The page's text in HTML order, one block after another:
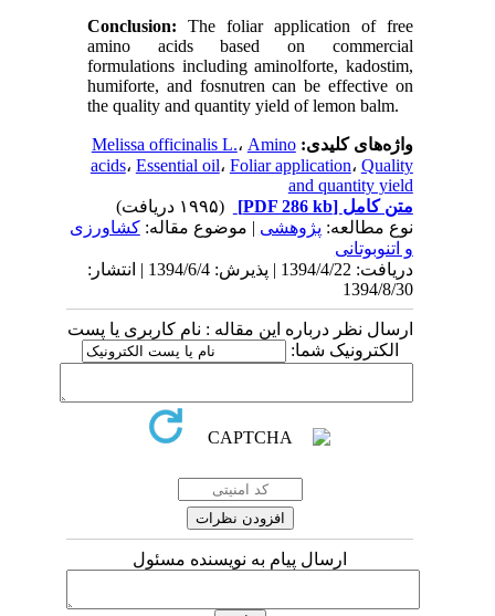
Conclusion:The foliar application of free
amino acids based on commercial
formulations including aminolforte, kadostim,
humiforte, and fosnutren can be effective on
the quality and quantity yield of lemon balm.
واژه‌های کلیدی: Melissa officinalis L.،Amino
acids،Essential oil،Foliar application،Quality
and quantity yield
متن کامل[PDF 286 kb]
(۱۹۹۵ دریافت)
نوع مطالعه:پژوهشی| موضوع مقاله:كشاورزی
و اتنوبوتانی
دریافت: 1394/4/22 | پذیرش: 1394/6/4 | انتشار:
1394/8/30
ارسال نظر درباره این مقاله : نام کاربری یا پست
الکترونیک شما:
ارسال پیام به نویسنده مسئول